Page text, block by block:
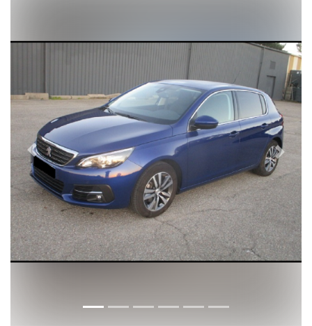
Précèdent